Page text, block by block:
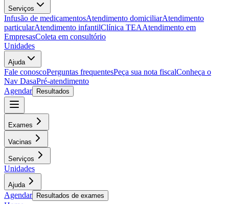
Serviços
Infusão de medicamentosAtendimento domiciliarAtendimento
particularAtendimento infantilClínica TEAAtendimento em
EmpresasColeta em consultório
Unidades
Ajuda
Fale conoscoPerguntas frequentesPeça sua nota fiscalConheça o
Nav DasaPré-atendimento
Agendar
Resultados
Exames
Vacinas
Serviços
Unidades
Ajuda
Agendar Resultados de exames